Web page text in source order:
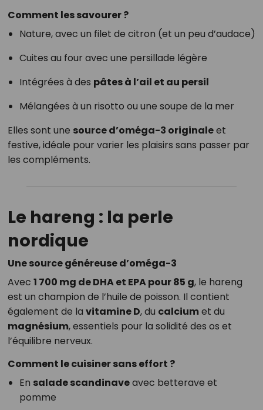
Comment les savourer ?
Nature, avec un filet de citron (et un peu d’audace)
Cuites au four avec une persillade légère
Intégrées à des pâtes à l’ail et au persil
Mélangées à un risotto ou une soupe de la mer
Elles sont une source d’oméga-3 originaleet
festive, idéale pour varier les plaisirs sans passer par
les compléments.
Le hareng : la perle
nordique
Une source généreuse d’oméga-3
Avec 1 700 mg de DHA et EPA pour 85 g, le hareng
est un champion de l’huile de poisson. Il contient
également de la vitamine D, du calciumet du
magnésium, essentiels pour la solidité des os et
l’équilibre nerveux.
Comment le cuisiner sans effort ?
En salade scandinaveavec betterave et
pomme